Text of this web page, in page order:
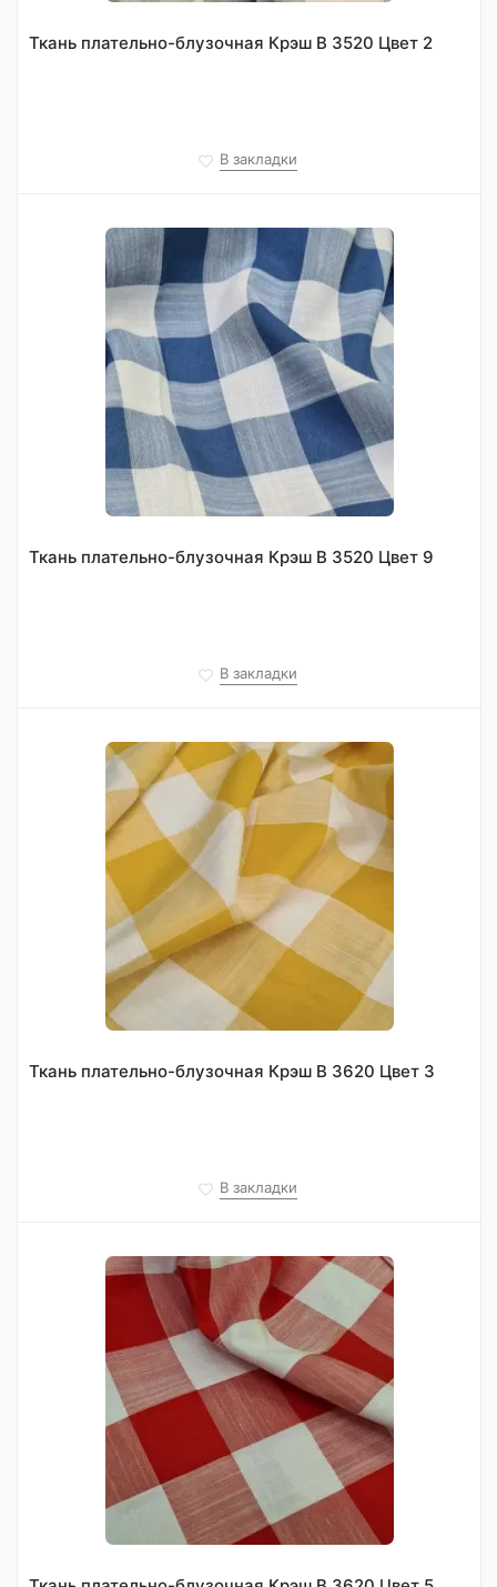
Ткань плательно-блузочная Крэш В 3520 Цвет 2
В закладки
Ткань плательно-блузочная Крэш В 3520 Цвет 9
В закладки
Ткань плательно-блузочная Крэш В 3620 Цвет 3
В закладки